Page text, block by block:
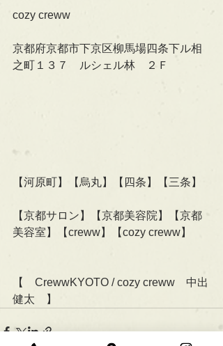
cozy creww
京都府京都市下京区柳馬場四条下ル相
之町１３７　ルシェル林　２Ｆ
【河原町】【烏丸】【四条】【三条】
【京都サロン】【京都美容院】【京都
美容室】【creww】【cozy creww】
【　CrewwKYOTO / cozy creww　中出
健太　】